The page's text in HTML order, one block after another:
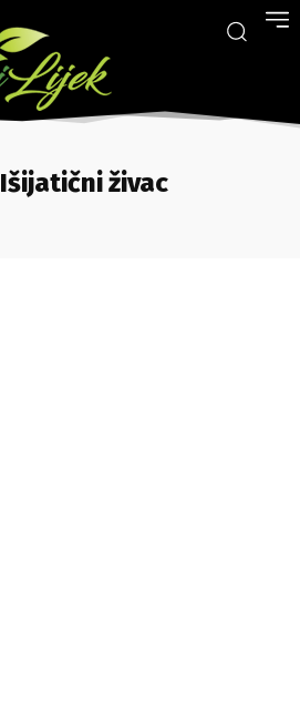
Išijatični živac